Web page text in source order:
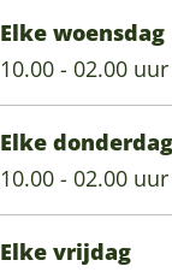
Elke woensdag
10.00 - 02.00 uur
Elke donderdag
10.00 - 02.00 uur
Elke vrijdag